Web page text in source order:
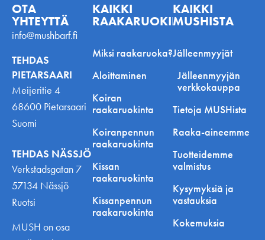
OTA
YHTEYTTÄ
info@mushbarf.fi
TEHDAS
PIETARSAARI
Meijeritie 4
68600 Pietarsaari
Suomi
TEHDAS NÄSSJÖ
Verkstadsgatan 7
57134 Nässjö
Ruotsi
MUSH on osa
KAIKKI
RAAKARUOKINNASTA
Miksi raakaruoka?
Aloittaminen
Koiran
raakaruokinta
Koiranpennun
raakaruokinta
Kissan
raakaruokinta
Kissanpennun
raakaruokinta
KAIKKI
MUSHISTA
Jälleenmyyjät
Jälleenmyyjän
verkkokauppa
Tietoja MUSHista
Raaka-aineemme
Tuotteidemme
valmistus
Kysymyksiä ja
vastauksia
Kokemuksia